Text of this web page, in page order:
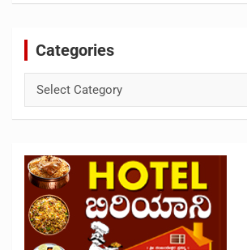
Categories